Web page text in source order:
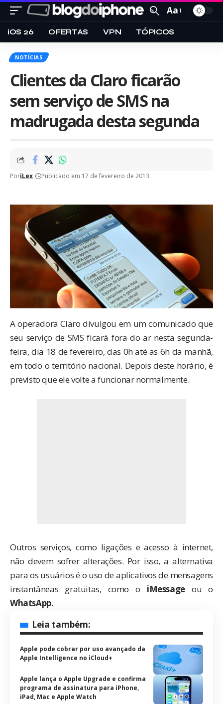
Aa
iOS 26 OFERTAS VPN TÓPICOS
NOTÍCIAS
Clientes da Claro ficarão
sem serviço de SMS na
madrugada desta segunda
PoriLex Publicado em 17 de fevereiro de 2013
A operadora Claro divulgou em um comunicado que
seu serviço de SMS ficará fora do ar nesta segunda-
feira, dia 18 de fevereiro, das 0h até as 6h da manhã,
em todo o território nacional. Depois deste horário, é
previsto que ele volte a funcionar normalmente.
Outros serviços, como ligações e acesso à internet,
não devem sofrer alterações. Por isso, a alternativa
para os usuários é o uso de aplicativos de mensagens
instantâneas gratuitas, como o iMessageou o
WhatsApp.
Leia também:
Apple pode cobrar por uso avançado da
Apple Intelligence no iCloud+
Apple lança o Apple Upgrade e confirma
programa de assinatura para iPhone,
iPad, Mac e Apple Watch